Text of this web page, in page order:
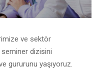
ve sektör
dizisini
gururunu yaşıyoruz.